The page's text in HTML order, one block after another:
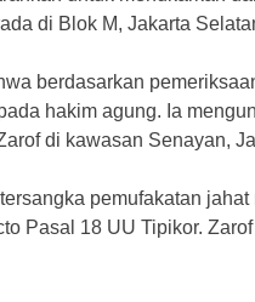
di Blok M, Jakarta
berdasarkan
hakim agung. Ia
di kawasan Senayan,
pemufakatan
Pasal 18 UU Tipikor.